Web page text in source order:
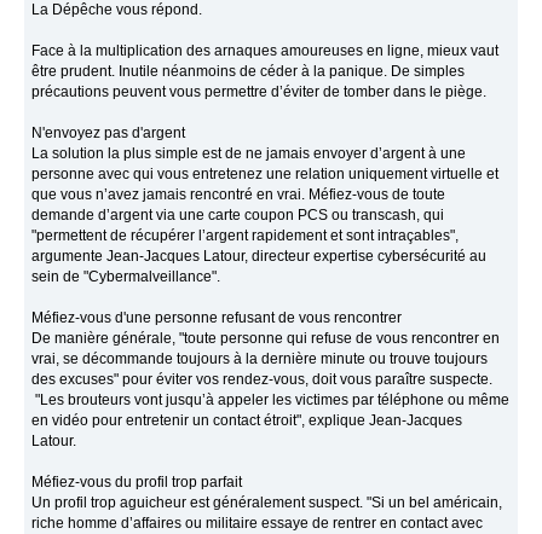
La Dépêche vous répond.
Face à la multiplication des arnaques amoureuses en ligne, mieux vaut
être prudent. Inutile néanmoins de céder à la panique. De simples
précautions peuvent vous permettre d’éviter de tomber dans le piège.
N'envoyez pas d'argent
La solution la plus simple est de ne jamais envoyer d’argent à une
personne avec qui vous entretenez une relation uniquement virtuelle et
que vous n’avez jamais rencontré en vrai. Méfiez-vous de toute
demande d’argent via une carte coupon PCS ou transcash, qui
"permettent de récupérer l’argent rapidement et sont intraçables",
argumente Jean-Jacques Latour, directeur expertise cybersécurité au
sein de "Cybermalveillance".
Méfiez-vous d'une personne refusant de vous rencontrer
De manière générale, "toute personne qui refuse de vous rencontrer en
vrai, se décommande toujours à la dernière minute ou trouve toujours
des excuses" pour éviter vos rendez-vous, doit vous paraître suspecte.
"Les brouteurs vont jusqu’à appeler les victimes par téléphone ou même
en vidéo pour entretenir un contact étroit", explique Jean-Jacques
Latour.
Méfiez-vous du profil trop parfait
Un profil trop aguicheur est généralement suspect. "Si un bel américain,
riche homme d’affaires ou militaire essaye de rentrer en contact avec